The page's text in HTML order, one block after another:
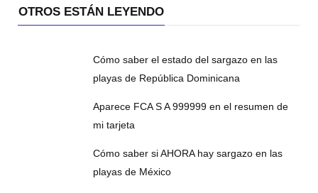
OTROS ESTÁN LEYENDO
Cómo saber el estado del sargazo en las
playas de República Dominicana
Aparece FCA S A 999999 en el resumen de
mi tarjeta
Cómo saber si AHORA hay sargazo en las
playas de México